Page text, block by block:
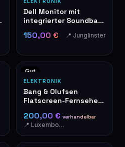
Dell Monitor mit
integrierter Soundbar
höhenverstellbarem
150,00 € 📍 Junglinster
Gut
ELEKTRONIK
Bang & Olufsen
Flatscreen-Fernseher
Lautsprecher
200,00 € verhandelbar
📍 Luxembourg-Cents